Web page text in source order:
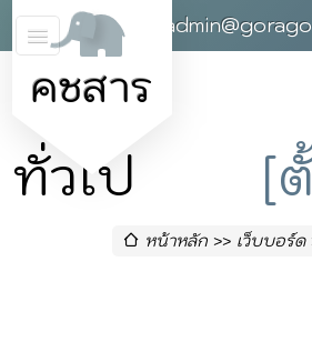
คชสาร
0868142004
ทั่วไป [
หน้าหลัก เว็บบอร์ด